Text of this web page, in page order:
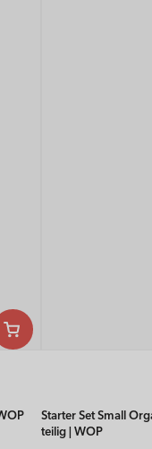
Starter Set Small
teilig | WOP